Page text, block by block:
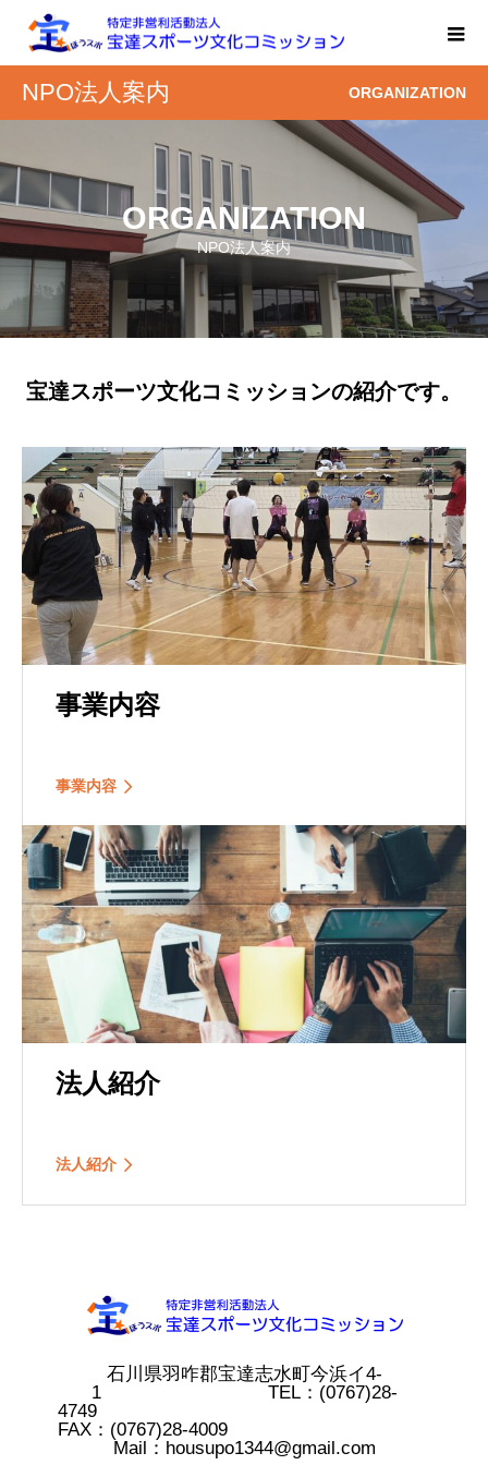
NPO法人案内 ORGANIZATION
ORGANIZATION
NPO法人案内
宝達スポーツ文化コミッションの紹介です。
事業内容
事業内容
法人紹介
法人紹介
石川県羽咋郡宝達志水町今浜イ4-
1 TEL：(0767)28-
4749
FAX：(0767)28-4009
Mail：housupo1344@gmail.com